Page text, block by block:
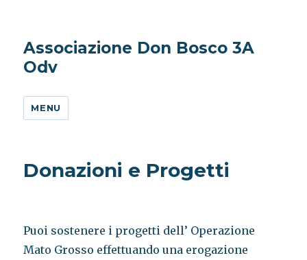
Associazione Don Bosco 3A
Odv
MENU
Donazioni e Progetti
Puoi sostenere i progetti dell’ Operazione
Mato Grosso effettuando una erogazione